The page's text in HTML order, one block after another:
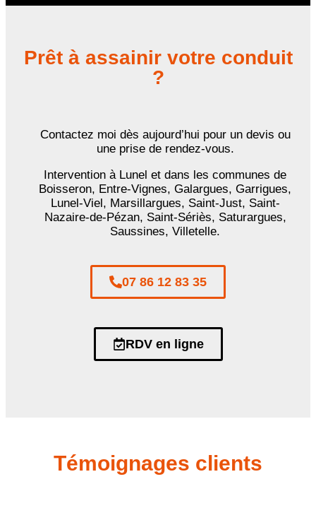
Prêt à assainir votre conduit
?
Contactez moi dès aujourd’hui pour un devis ou
une prise de rendez-vous.
Intervention à Lunel et dans les communes de
Boisseron, Entre-Vignes, Galargues, Garrigues,
Lunel-Viel, Marsillargues, Saint-Just, Saint-
Nazaire-de-Pézan, Saint-Sériès, Saturargues,
Saussines, Villetelle.
07 86 12 83 35
RDV en ligne
Témoignages clients